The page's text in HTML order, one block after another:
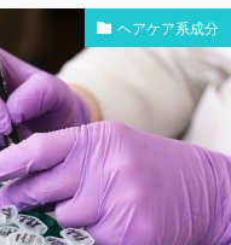
ヘアケア系成分